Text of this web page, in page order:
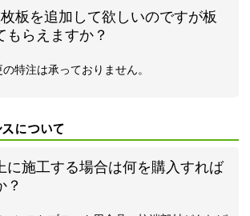
板を追加して欲しいのですが板
もらえますか？
特注は承っておりません。
について
に施工する場合は何を購入すれば
？